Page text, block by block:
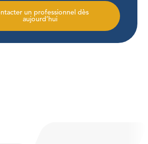
un professionnel dès
aujourd’hui